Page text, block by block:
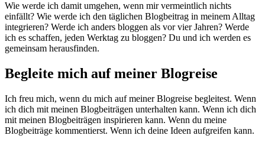
Wie werde ich damit umgehen, wenn mir vermeintlich nichts
einfällt? Wie werde ich den täglichen Blogbeitrag in meinem Alltag
integrieren? Werde ich anders bloggen als vor vier Jahren? Werde
ich es schaffen, jeden Werktag zu bloggen? Du und ich werden es
gemeinsam herausfinden.
Begleite mich auf meiner Blogreise
Ich freu mich, wenn du mich auf meiner Blogreise begleitest. Wenn
ich dich mit meinen Blogbeiträgen unterhalten kann. Wenn ich dich
mit meinen Blogbeiträgen inspirieren kann. Wenn du meine
Blogbeiträge kommentierst. Wenn ich deine Ideen aufgreifen kann.